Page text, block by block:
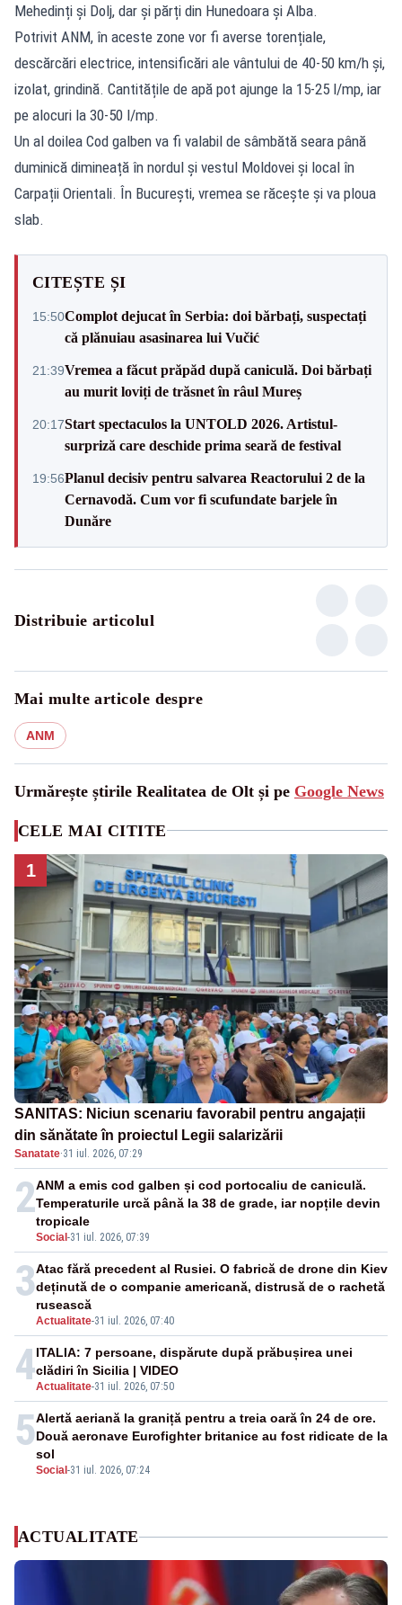
Mehedinți și Dolj, dar și părți din Hunedoara și Alba.
Potrivit ANM, în aceste zone vor fi averse torențiale,
descărcări electrice, intensificări ale vântului de 40-50 km/h și,
izolat, grindină. Cantitățile de apă pot ajunge la 15-25 l/mp, iar
pe alocuri la 30-50 l/mp.
Un al doilea Cod galben va fi valabil de sâmbătă seara până
duminică dimineață în nordul și vestul Moldovei și local în
Carpații Orientali. În București, vremea se răcește și va ploua
slab.
CITEȘTE ȘI
15:50Complot dejucat în Serbia: doi bărbați, suspectați
că plănuiau asasinarea lui Vučić
21:39Vremea a făcut prăpăd după caniculă. Doi bărbați
au murit loviți de trăsnet în râul Mureș
20:17Start spectaculos la UNTOLD 2026. Artistul-
surpriză care deschide prima seară de festival
19:56Planul decisiv pentru salvarea Reactorului 2 de la
Cernavodă. Cum vor fi scufundate barjele în
Dunăre
Distribuie articolul
Mai multe articole despre
ANM
Urmărește știrile Realitatea de Olt și pe Google News
CELE MAI CITITE
1
SANITAS: Niciun scenariu favorabil pentru angajații
din sănătate în proiectul Legii salarizării
Sanatate·31 iul. 2026, 07:29
2
Social -31 iul. 2026, 07:39
ANM a emis cod galben și cod portocaliu de caniculă.
Temperaturile urcă până la 38 de grade, iar nopțile devin
tropicale
3
Actualitate-31 iul. 2026, 07:40
Atac fără precedent al Rusiei. O fabrică de drone din Kiev
deținută de o companie americană, distrusă de o rachetă
rusească
4Actualitate-31 iul. 2026, 07:50
ITALIA: 7 persoane, dispărute după prăbușirea unei
clădiri în Sicilia | VIDEO
5
Social -31 iul. 2026, 07:24
Alertă aeriană la graniță pentru a treia oară în 24 de ore.
Două aeronave Eurofighter britanice au fost ridicate de la
sol
ACTUALITATE